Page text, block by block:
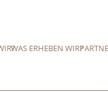
WAS ERHEBEN WIR?